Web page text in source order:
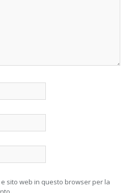
sito web in questo browser per la